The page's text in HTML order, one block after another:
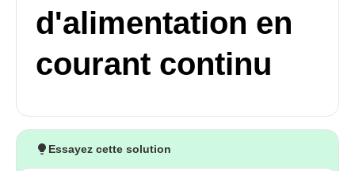
d'alimentation en
courant continu
Essayez cette solution